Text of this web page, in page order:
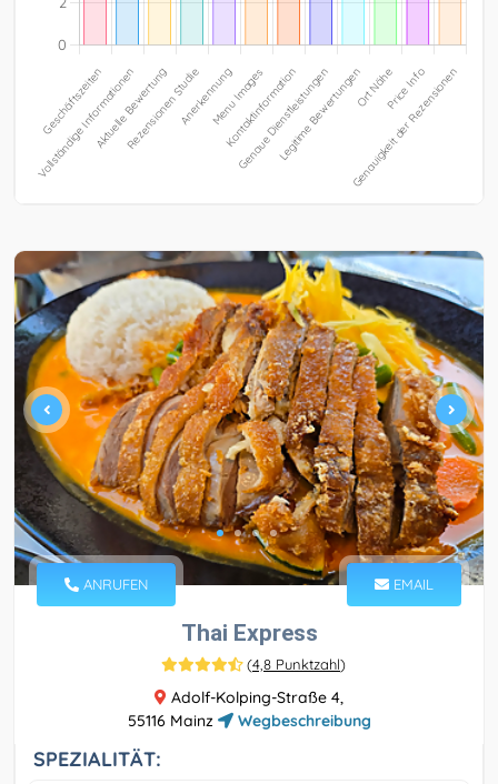
ANRUFEN EMAIL
Thai Express
(4,8 Punktzahl)
Adolf-Kolping-Straße 4,
55116 Mainz
Wegbeschreibung
SPEZIALITÄT: